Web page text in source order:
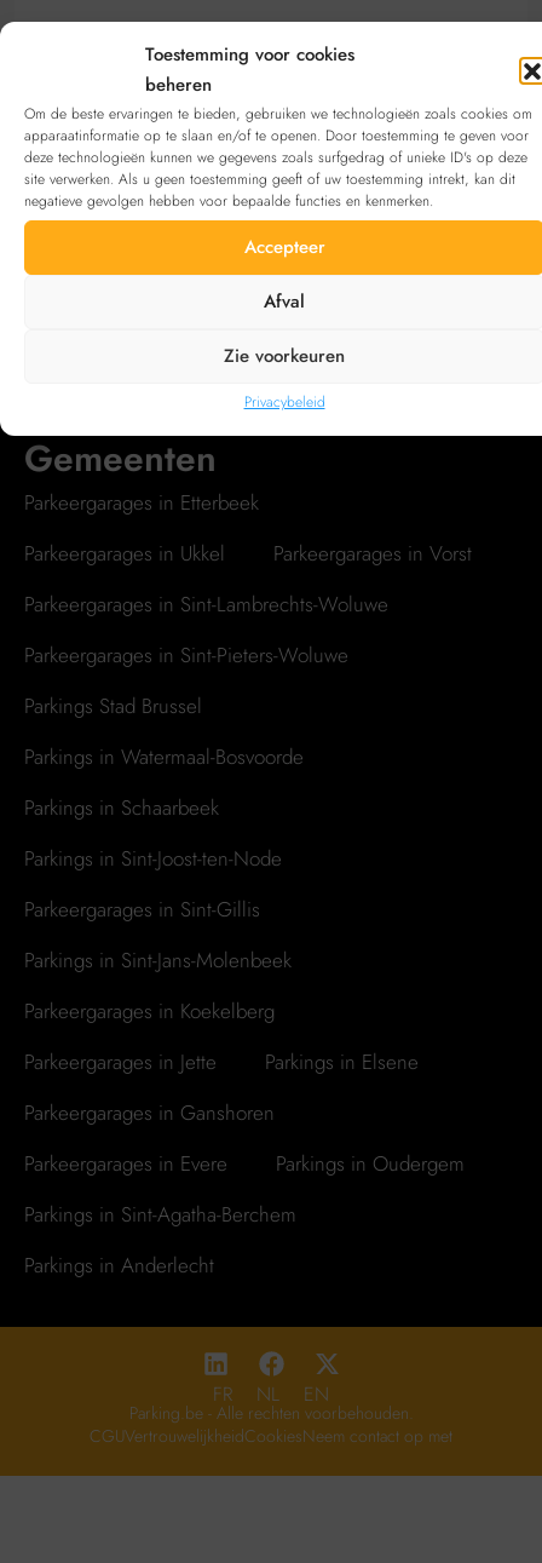
Toestemming voor cookies
beheren
Om de beste ervaringen te bieden, gebruiken we technologieën zoals cookies om
apparaatinformatie op te slaan en/of te openen. Door toestemming te geven voor
deze technologieën kunnen we gegevens zoals surfgedrag of unieke ID's op deze
site verwerken. Als u geen toestemming geeft of uw toestemming intrekt, kan dit
negatieve gevolgen hebben voor bepaalde functies en kenmerken.
Accepteer
Afval
Zie voorkeuren
Privacybeleid
Bekijk deze aanbieding
account?Registreren
Neem contact op met
Gemeenten
Parkeergarages in Etterbeek
Parkeergarages in Ukkel
Parkeergarages in Vorst
Parkeergarages in Sint-Lambrechts-Woluwe
Parkeergarages in Sint-Pieters-Woluwe
Parkings Stad Brussel
Parkings in Watermaal-Bosvoorde
Parkings in Schaarbeek
Parkings in Sint-Joost-ten-Node
Parkeergarages in Sint-Gillis
Parkings in Sint-Jans-Molenbeek
Parkeergarages in Koekelberg
Parkeergarages in Jette
Parkings in Elsene
Parkeergarages in Ganshoren
Parkeergarages in Evere
Parkings in Oudergem
Parkings in Sint-Agatha-Berchem
Parkings in Anderlecht
FR NL EN
Parking.be - Alle rechten voorbehouden.
CGUVertrouwelijkheidCookiesNeem contact op met